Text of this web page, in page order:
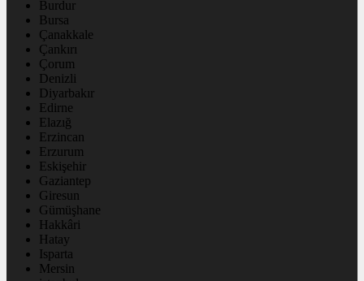
Burdur
Bursa
Çanakkale
Çankırı
Çorum
Denizli
Diyarbakır
Edirne
Elazığ
Erzincan
Erzurum
Eskişehir
Gaziantep
Giresun
Gümüşhane
Hakkâri
Hatay
Isparta
Mersin